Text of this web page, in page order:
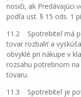
nosiči, ak Predávajúci
podľa ust. § 15 ods. 1
11.2 Spotrebiteľ má
tovar rozbaliť a
obvyklé pri nákupe v
rozsahu potrebnom
tovaru.
11.3 Spotrebiteľ je